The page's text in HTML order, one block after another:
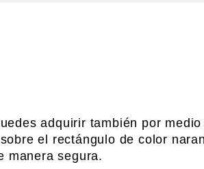
adquirir también por medio
el rectángulo de color
manera segura.